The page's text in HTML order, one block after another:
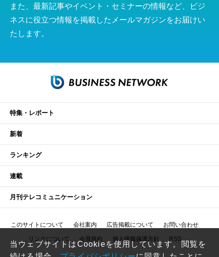
また、最新記事やイベント・セミナーの情報など、ビジ
ネスに役立つ情報を掲載したメールマガジンをお届けい
たします。
特集・レポート
新着
ランキング
連載
月刊テレコミュニケーション
このサイトについて 会社案内 広告掲載について お問い合わせ
リンクについて 会員規約 個人情報保護方針 RSS
当ウェブサイトはCookieを使用しています。閲覧を